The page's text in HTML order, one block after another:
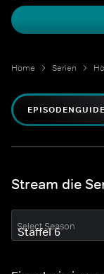
Home Serien
EPISODENGUIDE
Stream die
Select Season